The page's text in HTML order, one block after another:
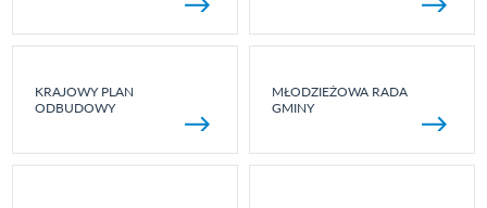
KRAJOWY PLAN
ODBUDOWY
MŁODZIEŻOWA RADA
GMINY